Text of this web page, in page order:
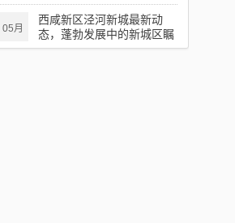
05月
西咸新区泾河新城最新动
态，蓬勃发展中的新城区瞩
目之处